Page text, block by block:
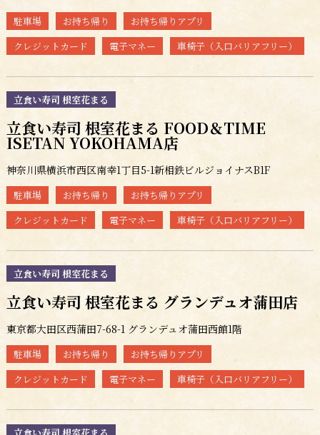
駐車場 お持ち帰り
お持ち帰りアプリ
クレジットカード
電子マネー 車椅子（入口バリアフリー）
立食い寿司 根室花まる FOOD＆TIME
ISETAN YOKOHAMA店
立食い寿司 根室花まる
神奈川県横浜市西区南幸1丁目5-1新相鉄ビルジョイナスB1F
駐車場 お持ち帰り
お持ち帰りアプリ
クレジットカード
電子マネー 車椅子（入口バリアフリー）
立食い寿司 根室花まる グランデュオ蒲田店
立食い寿司 根室花まる
東京都大田区西蒲田7-68-1 グランデュオ蒲田西館1階
駐車場 お持ち帰り
お持ち帰りアプリ
クレジットカード
電子マネー 車椅子（入口バリアフリー）